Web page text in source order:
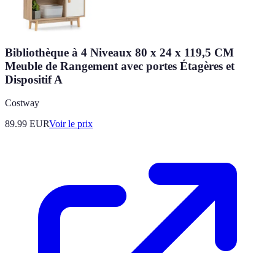
Bibliothèque à 4 Niveaux 80 x 24 x 119,5 CM
Meuble de Rangement avec portes Étagères et
Dispositif A
Costway
89.99 EURVoir le prix